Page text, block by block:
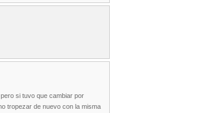
si tuvo que cambiar por
tropezar de nuevo con la misma